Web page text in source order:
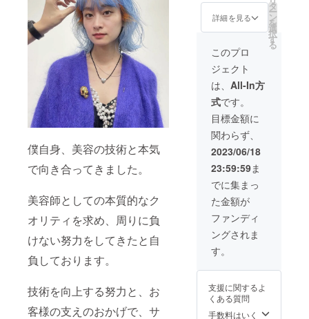
僕自身、美容の技術と本気
で向き合ってきました。
美容師としての本質的なク
オリティを求め、周りに負
けない努力をしてきたと自
負しております。
技術を向上する努力と、お
客様の支えのおかげで、サ
詳細を見る
タ
ー
ン
を
選
択
す
る
このプロ
ジェクト
は、 All-In方
式です。
目標金額に
関わらず、
2023/06/18
23:59:59ま
でに集まっ
た金額が
ファンディ
ングされま
す。
支援に関するよ
くある質問
手数料はいく